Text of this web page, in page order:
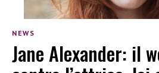
NEWS
Jane Alexander: il